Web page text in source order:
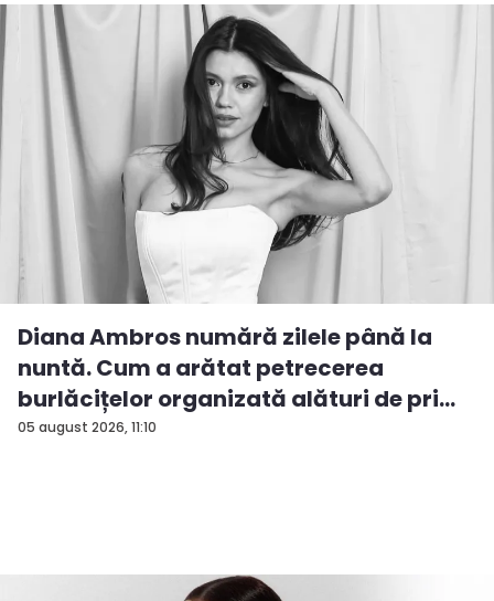
05 august 2026, 11:10
Diana Ambros numără zilele până la
nuntă. Cum a arătat petrecerea
burlăcițelor organizată alături de pri...